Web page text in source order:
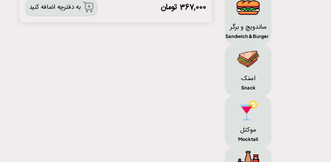
ساندویچ و برگر
Sandwich & Burger
اسنک
Snack
موکتل
Mocktail
367,000تومان به دفترچه اضافه کنید